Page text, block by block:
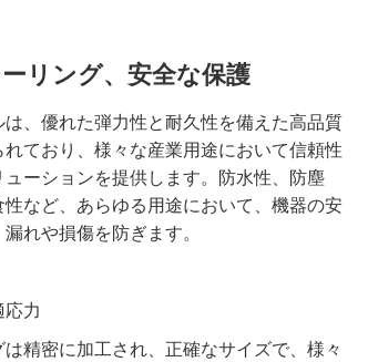
リング、安全な保護
、優れた弾力性と耐久性を備えた高品質
ており、様々な産業用途において信頼性
ーションを提供します。防水性、防塵
など、あらゆる用途において、機器の安
れや損傷を防ぎます。
力
精密に加工され、正確なサイズで、様々